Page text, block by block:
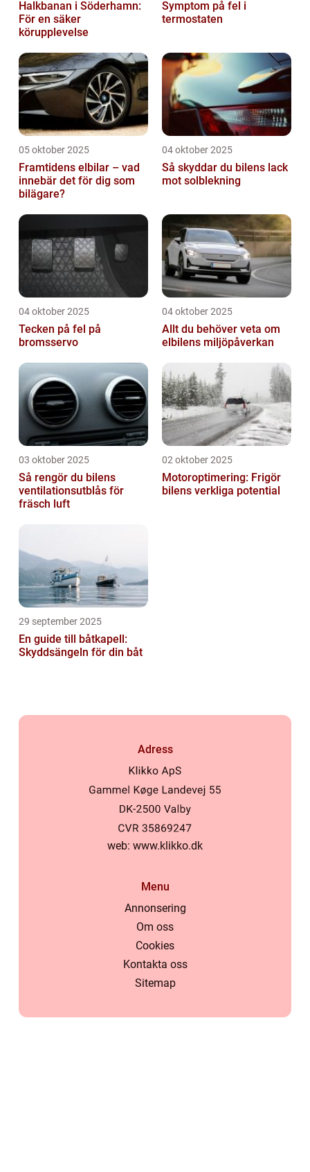
Halkbanan i Söderhamn:
För en säker
körupplevelse
Symptom på fel i
termostaten
05 oktober 2025
Framtidens elbilar – vad
innebär det för dig som
bilägare?
04 oktober 2025
Så skyddar du bilens lack
mot solblekning
04 oktober 2025
Tecken på fel på
bromsservo
04 oktober 2025
Allt du behöver veta om
elbilens miljöpåverkan
03 oktober 2025
Så rengör du bilens
ventilationsutblås för
fräsch luft
02 oktober 2025
Motoroptimering: Frigör
bilens verkliga potential
29 september 2025
En guide till båtkapell:
Skyddsängeln för din båt
Adress
web: www.klikko.dk
Menu
Annonsering
Om oss
Cookies
Kontakta oss
Sitemap